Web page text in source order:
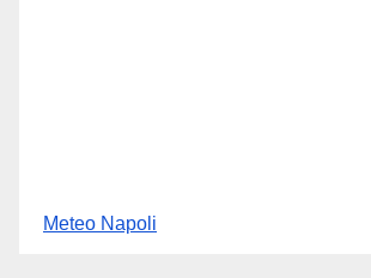
Meteo Napoli